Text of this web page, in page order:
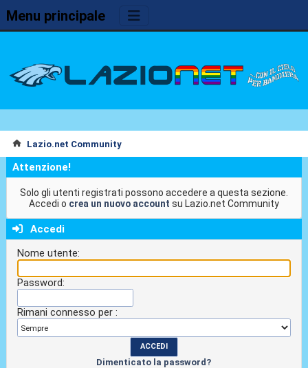
Menu principale
Lazio.net Community
Attenzione!
Solo gli utenti registrati possono accedere a questa sezione.
Accedi o crea un nuovo account su Lazio.net Community
Accedi
Nome utente:
Password:
Rimani connesso per :
Dimenticato la password?